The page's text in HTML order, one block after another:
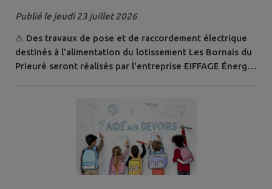
Circulation réglementée rue de
Franche Comté et rue du
Languedoc
Publié le jeudi 23 juillet 2026
⚠️ Des travaux de pose et de raccordement électrique
destinés à l'alimentation du lotissement Les Bornais du
Prieuré seront réalisés par l'entreprise EIFFAGE Énergie
période : 🚦 Circulation alternée (feux tricolores ou
gestion manuelle selon l'avancement du chantier) 🚗
Vitesse limitée à 30...